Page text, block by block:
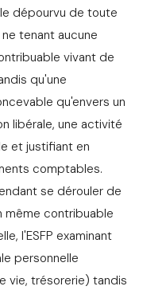
dépourvu de toute
tenant aucune
vivant de
qu'une
qu'envers un
libérale, une activité
et justifiant en
comptables.
se dérouler de
même contribuable
l'ESFP examinant
personnelle
vie, trésorerie) tandis